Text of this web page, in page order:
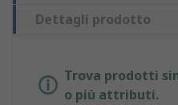
Dettagli prodotto
Trova prodotti
o più attributi.